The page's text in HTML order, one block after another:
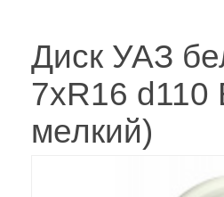
Диск УАЗ
7xR16 d110
мелкий)